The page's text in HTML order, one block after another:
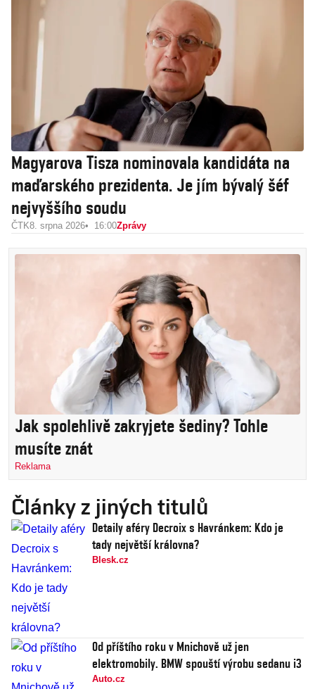
Magyarova Tisza nominovala kandidáta na
maďarského prezidenta. Je jím bývalý šéf
nejvyššího soudu
ČTK8. srpna 2026 16:00Zprávy
Jak spolehlivě zakryjete šediny? Tohle
musíte znát
Reklama
Články z jiných titulů
Detaily aféry Decroix s Havránkem: Kdo je
tady největší královna?
Blesk.cz
Od příštího roku v Mnichově už jen
elektromobily. BMW spouští výrobu sedanu i3
Auto.cz